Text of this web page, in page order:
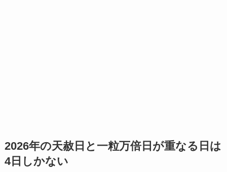
2026年の天赦日と一粒万倍日が重なる日は
4日しかない